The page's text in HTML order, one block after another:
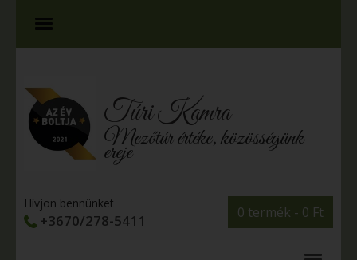
Túri Kamra
Mezőtúr értéke, közösségünk
ereje
0 termék - 0 Ft
Hívjon bennünket
+3670/278-5411